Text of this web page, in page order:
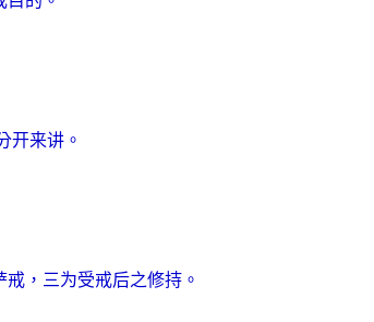
开来讲。
，三为受戒后之修持。